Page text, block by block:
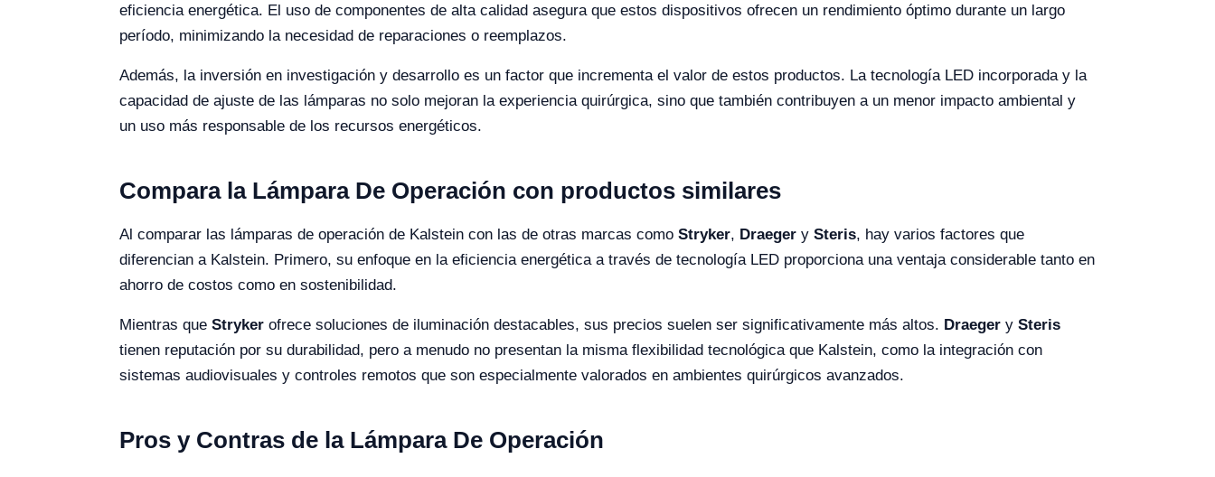
eficiencia energética. El uso de componentes de alta calidad asegura que estos dispositivos ofrecen un rendimiento óptimo durante un largo
período, minimizando la necesidad de reparaciones o reemplazos.
Además, la inversión en investigación y desarrollo es un factor que incrementa el valor de estos productos. La tecnología LED incorporada y la
capacidad de ajuste de las lámparas no solo mejoran la experiencia quirúrgica, sino que también contribuyen a un menor impacto ambiental y
un uso más responsable de los recursos energéticos.
Compara la Lámpara De Operación con productos similares
Al comparar las lámparas de operación de Kalstein con las de otras marcas como Stryker, Draeger y Steris, hay varios factores que
diferencian a Kalstein. Primero, su enfoque en la eficiencia energética a través de tecnología LED proporciona una ventaja considerable tanto en
ahorro de costos como en sostenibilidad.
Mientras que Stryker ofrece soluciones de iluminación destacables, sus precios suelen ser significativamente más altos. Draeger y Steris
tienen reputación por su durabilidad, pero a menudo no presentan la misma flexibilidad tecnológica que Kalstein, como la integración con
sistemas audiovisuales y controles remotos que son especialmente valorados en ambientes quirúrgicos avanzados.
Pros y Contras de la Lámpara De Operación